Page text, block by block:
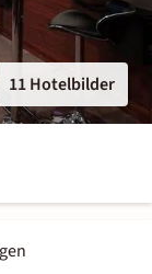
11 Hotelbilder